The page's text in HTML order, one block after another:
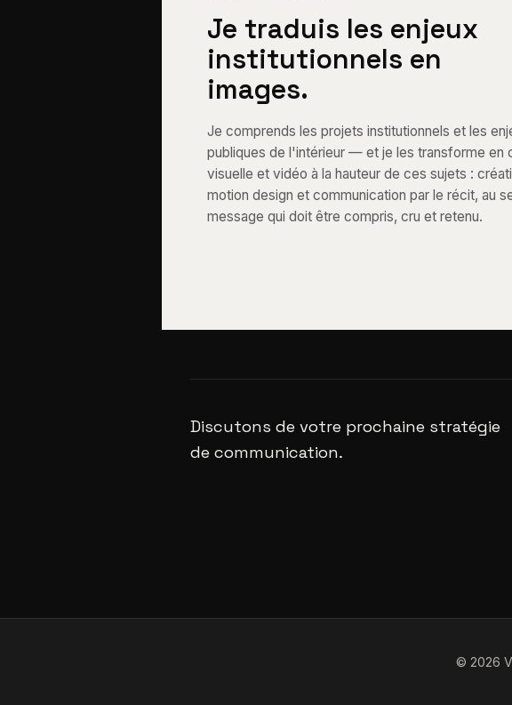
Je traduis les enjeux
institutionnels en
images.
Je comprends les projets institutionnels et les
publiques de l'intérieur — et je les transforme en
visuelle et vidéo à la hauteur de ces sujets :
motion design et communication par le récit, au
message qui doit être compris, cru et retenu.
Discutons de votre prochaine stratégie
de communication.
© 2026